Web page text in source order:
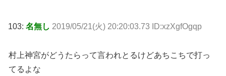
103: 名無し 2019/05/21(火) 20:20:03.73 ID:xzXgfOgqp
村上神宮がどうたらって言われとるけどあちこちで打っ
てるよな